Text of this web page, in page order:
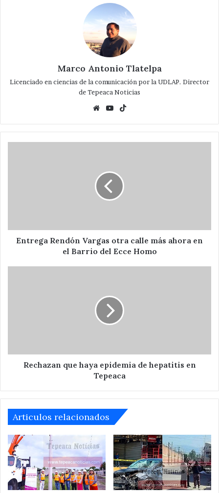
Marco Antonio Tlatelpa
Licenciado en ciencias de la comunicación por la UDLAP. Director
de Tepeaca Noticias
WebsiteYouTube
el
Barrio
Entrega Rendón Vargas otra calle más ahora en
el Barrio del Ecce Homo
Rechazan que haya epidemia de hepatitis en
Tepeaca
Articulos relacionados